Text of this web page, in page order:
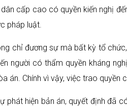
cấp cao có quyền kiến nghị
pháp luật.
chỉ đương sự mà bất kỳ tổ
người có thẩm quyền kháng
án. Chính vì vậy, việc trao
phát hiện bản án, quyết định đã